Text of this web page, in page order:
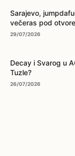
Sarajevo,
večeras pod
29/07/2026
Decay i Svarog u
Tuzle?
26/07/2026